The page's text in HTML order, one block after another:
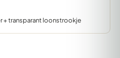
+ transparant loonstrookje